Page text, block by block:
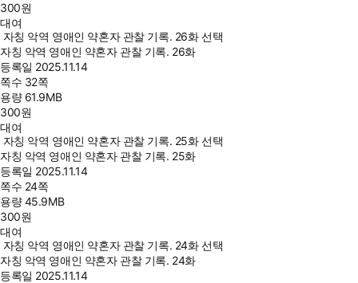
300원
대여
자칭 악역 영애인 약혼자 관찰 기록. 26화 선택
자칭 악역 영애인 약혼자 관찰 기록. 26화
등록일 2025.11.14
쪽수 32쪽
용량 61.9MB
300원
대여
자칭 악역 영애인 약혼자 관찰 기록. 25화 선택
자칭 악역 영애인 약혼자 관찰 기록. 25화
등록일 2025.11.14
쪽수 24쪽
용량45.9MB
300원
대여
자칭 악역 영애인 약혼자 관찰 기록. 24화 선택
자칭 악역 영애인 약혼자 관찰 기록. 24화
등록일 2025.11.14